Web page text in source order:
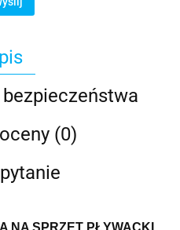
(0)
NA SPRZĘT PŁYWACKI